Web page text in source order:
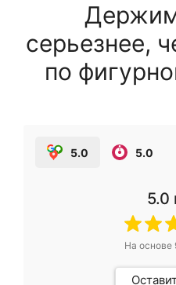
серьезнее,
по
5.0 5.0
5.0
На основе